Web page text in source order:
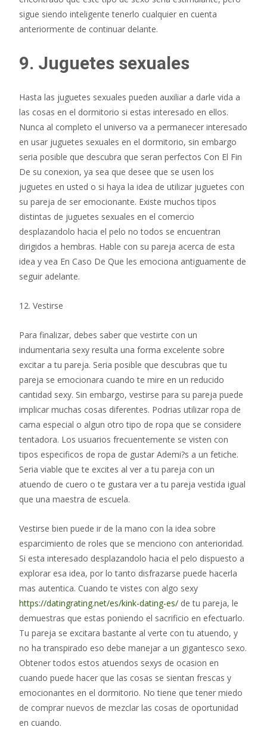
sigue siendo inteligente tenerlo cualquier en cuenta
anteriormente de continuar delante.
9. Juguetes sexuales
Hasta las juguetes sexuales pueden auxiliar a darle vida a
las cosas en el dormitorio si estas interesado en ellos.
Nunca al completo el universo va a permanecer interesado
en usar juguetes sexuales en el dormitorio, sin embargo
seri­a posible que descubra que seran perfectos Con El Fin
De su conexion, ya sea que desee que se usen los
juguetes en usted o si haya la idea de utilizar juguetes con
su pareja de ser emocionante. Existe muchos tipos
distintas de juguetes sexuales en el comercio
desplazandolo hacia el pelo no todos se encuentran
dirigidos a hembras. Hable con su pareja acerca de esta
idea y vea En Caso De Que les emociona antiguamente de
seguir adelante.
12. Vestirse
Para finalizar, debes saber que vestirte con un
indumentaria sexy resulta una forma excelente sobre
excitar a tu pareja. Seri­a posible que descubras que tu
pareja se emocionara cuando te mire en un reducido
cantidad sexy. Sin embargo, vestirse para su pareja puede
implicar muchas cosas diferentes. Podrias utilizar ropa de
cama especial o algun otro tipo de ropa que se considere
tentadora. Los usuarios frecuentemente se visten con
tipos especificos de ropa de gustar Ademi?s a un fetiche.
Seri­a viable que te excites al ver a tu pareja con un
atuendo de cuero o te gustara ver a tu pareja vestida igual
que una maestra de escuela.
Vestirse bien puede ir de la mano con la idea sobre
esparcimiento de roles que se menciono con anterioridad.
Si esta interesado desplazandolo hacia el pelo dispuesto a
explorar esa idea, por lo tanto disfrazarse puede hacerla
mas autentica. Cuando te vistes con algo sexy
https://datingrating.net/es/kink-dating-es/ de tu pareja, le
demuestras que estas poniendo el sacrificio en efectuarlo.
Tu pareja se excitara bastante al verte con tu atuendo, y
no ha transpirado eso debe manejar a un gigantesco sexo.
Obtener todos estos atuendos sexys de ocasion en
cuando puede hacer que las cosas se sientan frescas y
emocionantes en el dormitorio. No tiene que tener miedo
de comprar nuevos de mezclar las cosas de oportunidad
en cuando.